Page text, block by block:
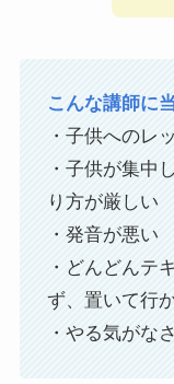
こんな講師に
・子供へのレ
・子供が集中
り方が厳しい
・発音が悪い
・どんどんテ
ず、置いて行
・やる気がな